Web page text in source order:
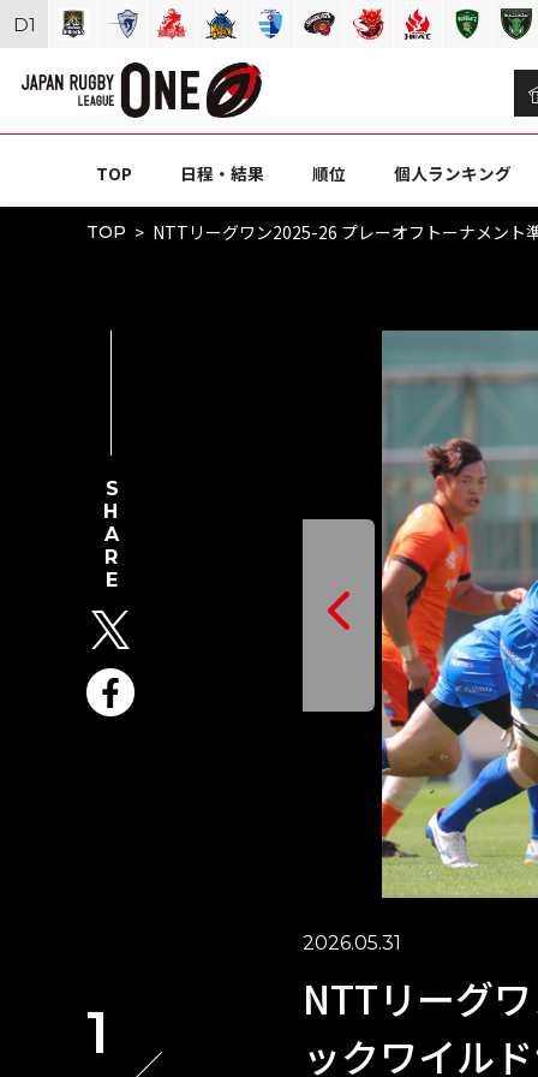
TOP 日程・結果 順位 個人ランキング
TOP NTTリーグワン2025-26 プレーオフトーナメント
2026.05.31
NTTリーグ
ックワイル
SHARE
1
D1